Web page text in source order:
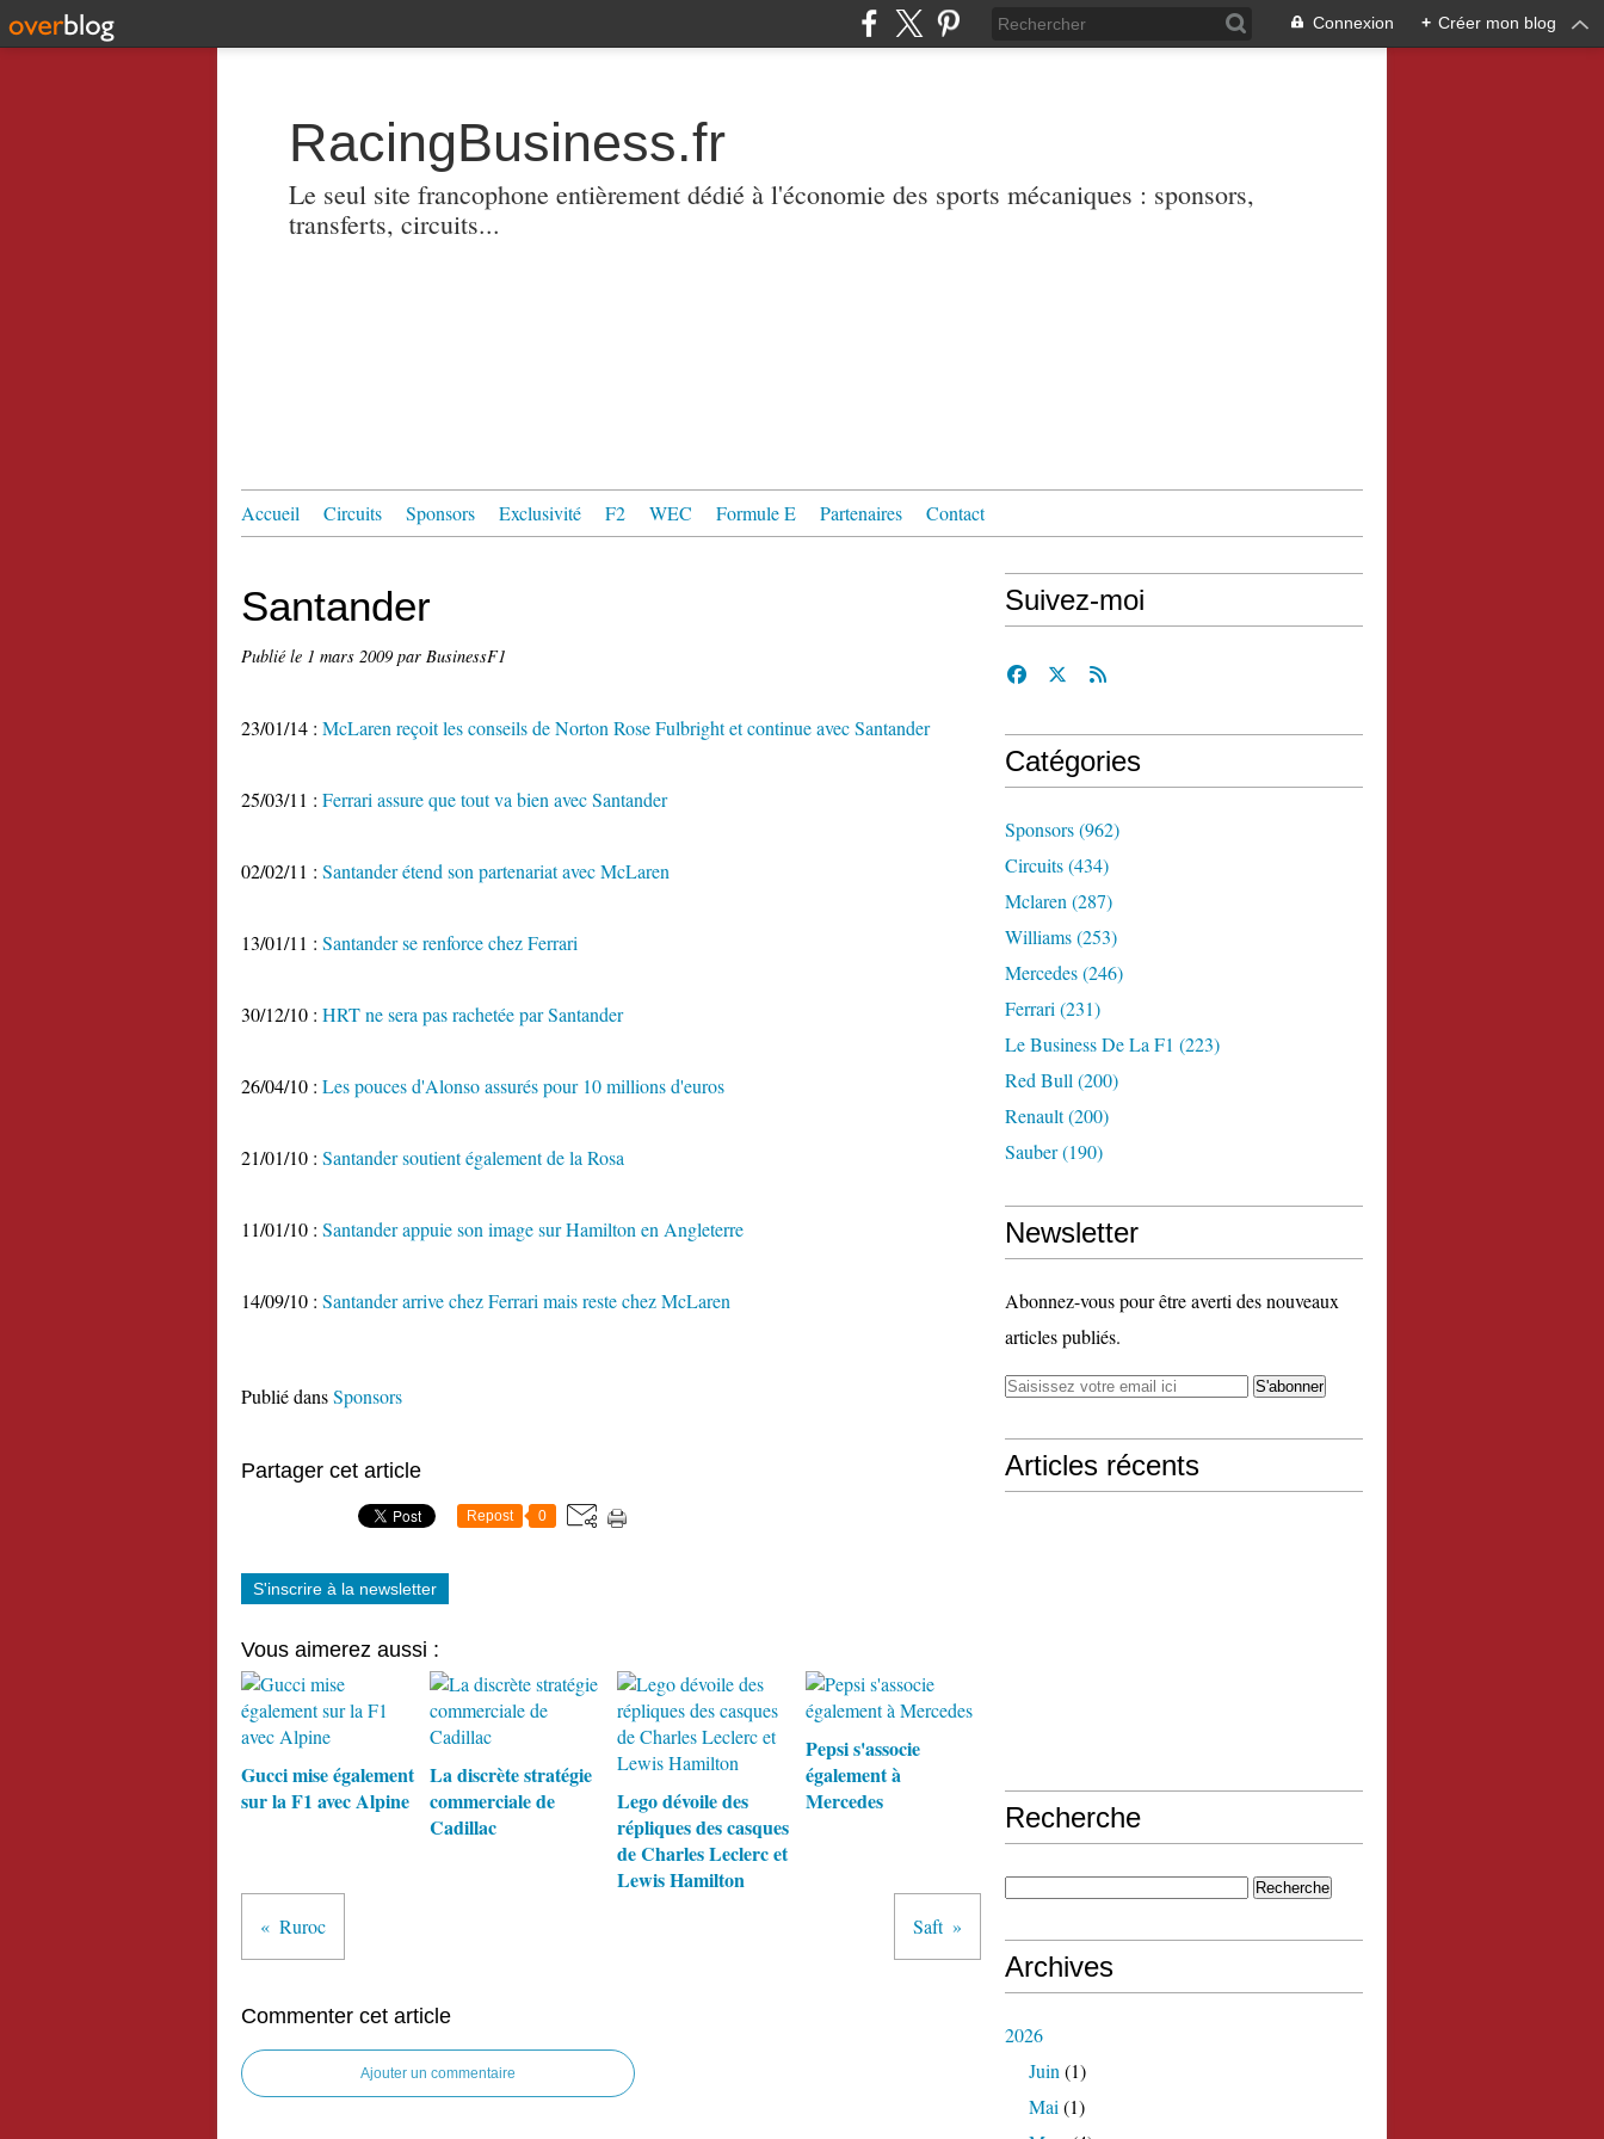
Connexion + Créer mon blog
RacingBusiness.fr
Le seul site francophone entièrement dédié à l'économie des sports mécaniques : sponsors,
transferts, circuits...
Accueil Circuits Sponsors Exclusivité F2 WEC Formule E Partenaires Contact
Santander
Publié le 1 mars 2009 par BusinessF1
23/01/14 : McLaren reçoit les conseils de Norton Rose Fulbright et continue avec Santander
25/03/11 : Ferrari assure que tout va bien avec Santander
02/02/11 : Santander étend son partenariat avec McLaren
13/01/11 : Santander se renforce chez Ferrari
30/12/10 : HRT ne sera pas rachetée par Santander
26/04/10 : Les pouces d'Alonso assurés pour 10 millions d'euros
21/01/10 : Santander soutient également de la Rosa
11/01/10 : Santander appuie son image sur Hamilton en Angleterre
14/09/10 : Santander arrive chez Ferrari mais reste chez McLaren
Publié dansSponsors
Partager cet article
Repost 0
S'inscrire à la newsletter
Vous aimerez aussi :
Gucci mise également
sur la F1 avec Alpine
La discrète stratégie
commerciale de
Cadillac
Lego dévoile des
répliques des casques
de Charles Leclerc et
Lewis Hamilton
Pepsi s'associe
également à
Mercedes
Ruroc Saft
Commenter cet article
Ajouter un commentaire
Suivez-moi
Catégories
Sponsors(962)
Circuits(434)
Mclaren (287)
Williams(253)
Mercedes(246)
Ferrari (231)
Le Business De La F1 (223)
Red Bull (200)
Renault(200)
Sauber(190)
Newsletter
Abonnez-vous pour être averti des nouveaux
articles publiés.
Articles récents
Recherche
Archives
2026
Juin (1)
Mai (1)